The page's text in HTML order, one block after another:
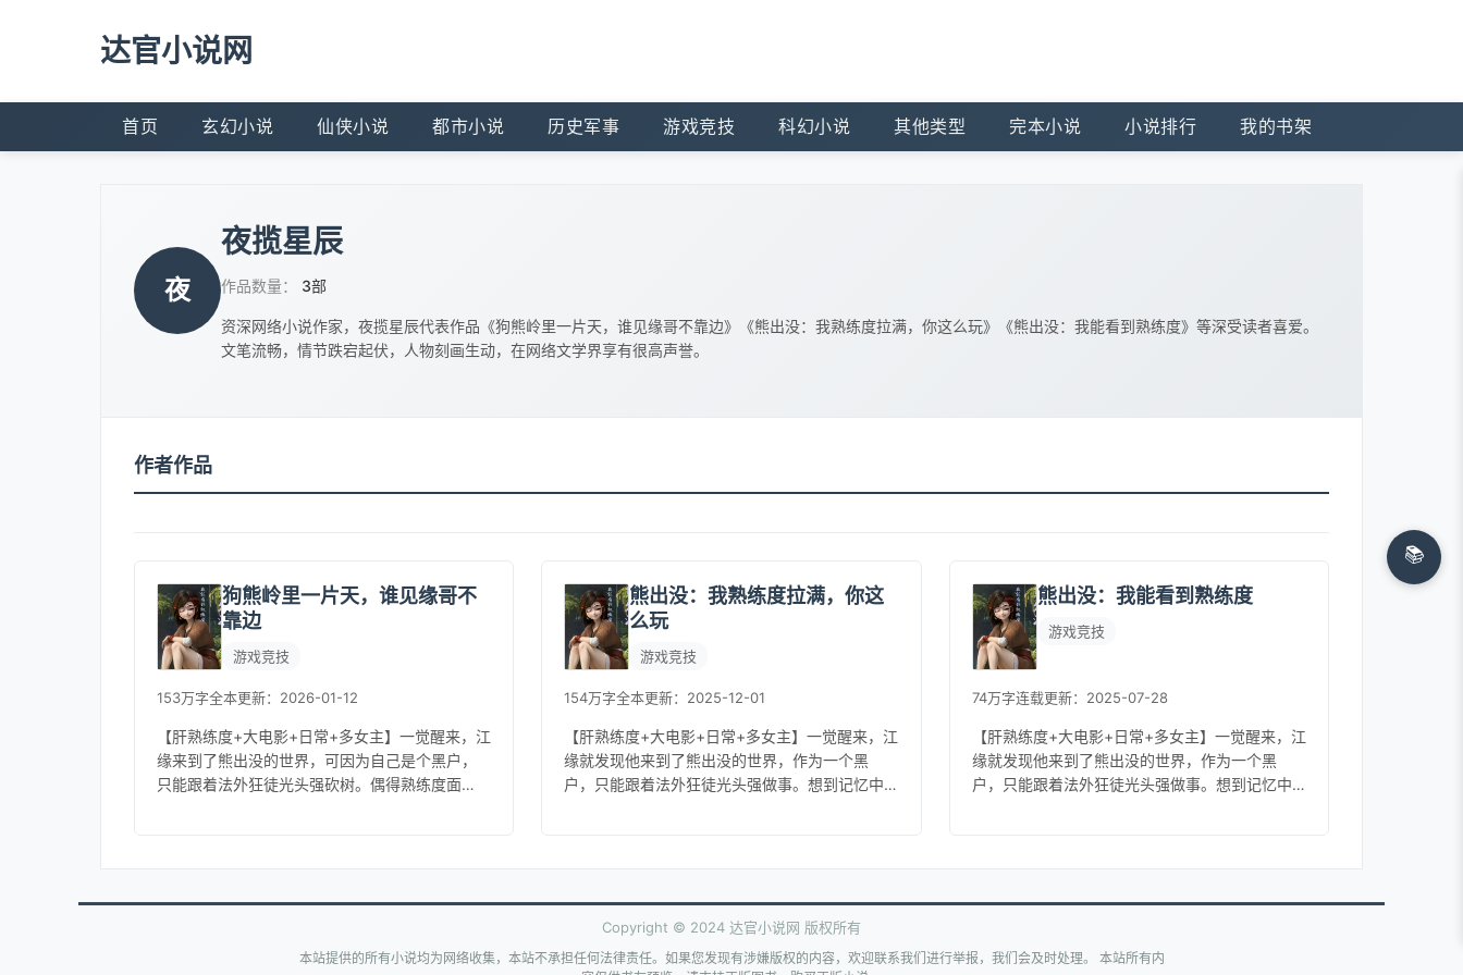
达官小说网
首页 玄幻小说 仙侠小说 都市小说 历史军事 游戏竞技 科幻小说 其他类型 完本小说 小说排行 我的书架
夜
夜揽星辰
作品数量： 3部
资深网络小说作家，夜揽星辰代表作品《狗熊岭里一片天，谁见缘哥不靠边》《熊出没：我熟练度拉满，你这么玩》《熊出没：我能看到熟练度》等深受读者喜爱。
文笔流畅，情节跌宕起伏，人物刻画生动，在网络文学界享有很高声誉。
作者作品
狗熊岭里一片天，谁见缘哥不
靠边
游戏竞技
153万字全本更新：2026-01-12
【肝熟练度+大电影+日常+多女主】一觉醒来，江
缘来到了熊出没的世界，可因为自己是个黑户，
只能跟着法外狂徒光头强砍树。偶得熟练度面
熊出没：我熟练度拉满，你这
么玩
游戏竞技
154万字全本更新：2025-12-01
【肝熟练度+大电影+日常+多女主】一觉醒来，江
缘就发现他来到了熊出没的世界，作为一个黑
户，只能跟着法外狂徒光头强做事。想到记忆中
熊出没：我能看到熟练度
游戏竞技
74万字连载更新：2025-07-28
【肝熟练度+大电影+日常+多女主】一觉醒来，江
缘就发现他来到了熊出没的世界，作为一个黑
户，只能跟着法外狂徒光头强做事。想到记忆中
📚
Copyright © 2024 达官小说网 版权所有
本站提供的所有小说均为网络收集，本站不承担任何法律责任。如果您发现有涉嫌版权的内容，欢迎联系我们进行举报，我们会及时处理。 本站所有内